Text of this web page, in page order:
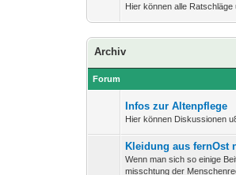
Hier können alle
Archiv
Forum
Infos zur Altenpflege
Hier können Diskussionen
Kleidung aus fernOst
Wenn man sich so einige
misschtung der